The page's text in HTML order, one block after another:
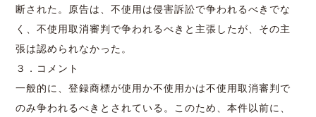
断された。原告は、不使用は侵害訴訟で争われるべきでな
く、不使用取消審判で争われるべきと主張したが、その主
張は認められなかった。
３．コメント
一般的に、登録商標が使用か不使用かは不使用取消審判で
のみ争われるべきとされている。このため、本件以前に、